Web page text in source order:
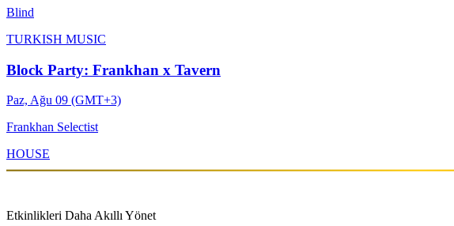
Blind
TURKISH MUSIC
Block Party: Frankhan x Tavern
Paz, Ağu 09 (GMT+3)
Frankhan Selectist
HOUSE
Etkinlikleri Daha Akıllı Yönet